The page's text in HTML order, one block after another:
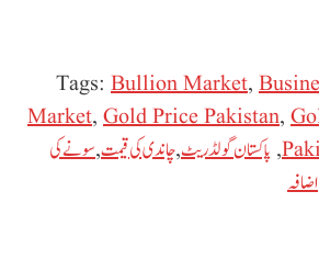
Tags: Bullion Market,
Market, Gold Price Pakistan,
, پاکستان گولڈ ریٹ,چاندی کی قیمت,سونے کی